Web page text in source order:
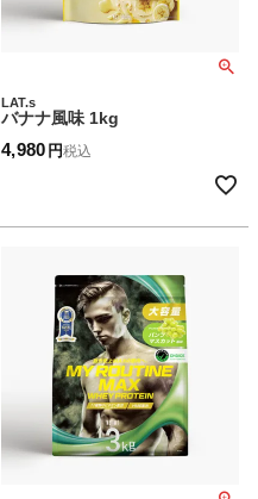
LAT.s
バナナ風味 1kg
4,980 税込